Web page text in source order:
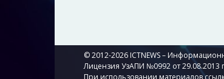
© 2012-2026 ICTNEWS –
Лицензия УзАПИ №0992 от 29.08.2013
При использовании материалов